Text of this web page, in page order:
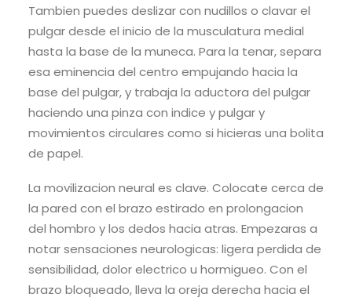
Tambien puedes deslizar con nudillos o clavar el
pulgar desde el inicio de la musculatura medial
hasta la base de la muneca. Para la tenar, separa
esa eminencia del centro empujando hacia la
base del pulgar, y trabaja la aductora del pulgar
haciendo una pinza con indice y pulgar y
movimientos circulares como si hicieras una bolita
de papel.
La movilizacion neural es clave. Colocate cerca de
la pared con el brazo estirado en prolongacion
del hombro y los dedos hacia atras. Empezaras a
notar sensaciones neurologicas: ligera perdida de
sensibilidad, dolor electrico u hormigueo. Con el
brazo bloqueado, lleva la oreja derecha hacia el